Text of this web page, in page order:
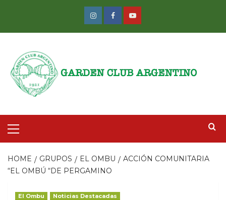
Instagram
FacebookYoutube
Menu
HOME GRUPOS EL OMBU
ACCIÓN COMUNITARIA
“EL OMBÚ “DE PERGAMINO
El Ombu Noticias Destacadas